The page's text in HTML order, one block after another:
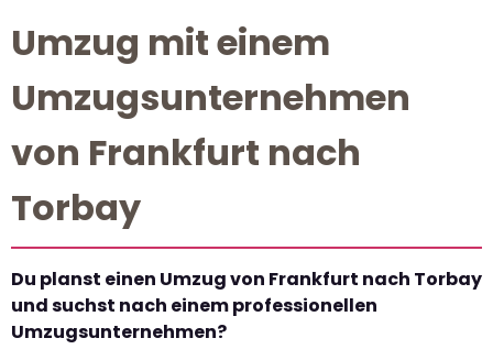
Umzug mit einem
Umzugsunternehmen
von Frankfurt nach
Torbay
Du planst einen Umzug von Frankfurt nach Torbay
und suchst nach einem professionellen
Umzugsunternehmen?